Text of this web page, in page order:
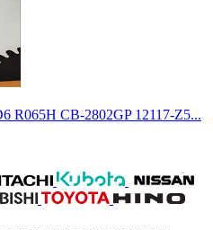
CB-2802GP 12117-Z5...